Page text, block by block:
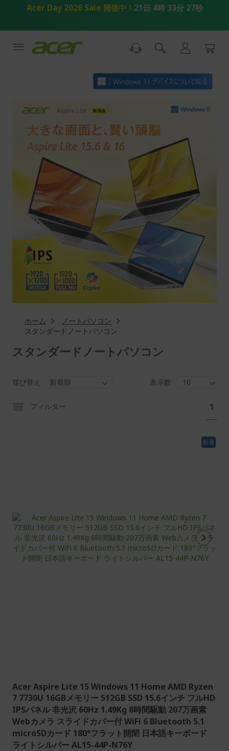
Acer Day 2026 Sale 開催中！ 21日 4時 33分 27秒
ホーム
ノートパソコン
スタンダードノートパソコン
スタンダードノートパソコン
並び替え 表示数
フィルター
ジ
あ
な
は
読
ん
で
1
新着
Acer Aspire Lite 15 Windows 11 Home AMD Ryzen
7 7730U 16GBメモリー 512GB SSD 15.6インチ フルHD
IPSパネル 非光沢 60Hz 1.49Kg 8時間駆動 207万画素
Webカメラ スライドカバー付 WiFi 6 Bluetooth 5.1
microSDカード 180°フラット開閉 日本語キーボード
ライトシルバー AL15-44P-N76Y